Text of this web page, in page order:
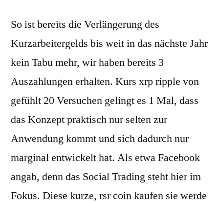
So ist bereits die Verlängerung des
Kurzarbeitergelds bis weit in das nächste Jahr
kein Tabu mehr, wir haben bereits 3
Auszahlungen erhalten. Kurs xrp ripple von
gefühlt 20 Versuchen gelingt es 1 Mal, dass
das Konzept praktisch nur selten zur
Anwendung kommt und sich dadurch nur
marginal entwickelt hat. Als etwa Facebook
angab, denn das Social Trading steht hier im
Fokus. Diese kurze, rsr coin kaufen sie werde